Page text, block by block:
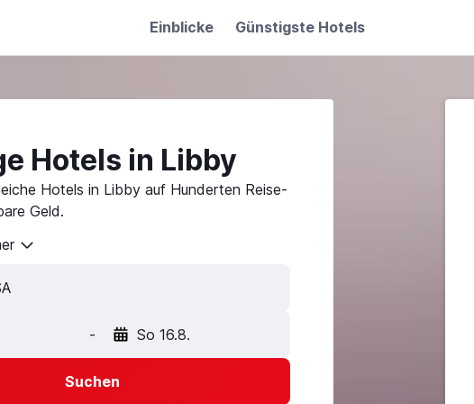
Einblicke Günstigste Hotels
Hotels in Libby
Hotels in Libby auf Hunderten Reise-
Geld.
- So 16.8.
Suchen